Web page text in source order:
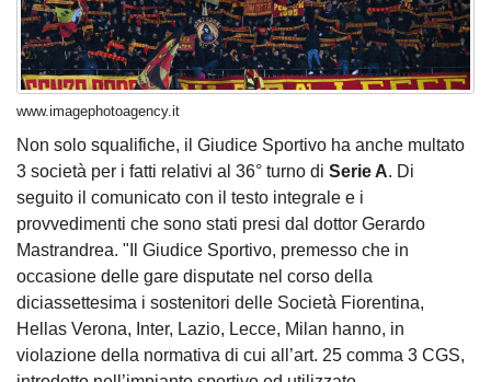
www.imagephotoagency.it
Non solo squalifiche, il Giudice Sportivo ha anche multato
3 società per i fatti relativi al 36° turno di Serie A. Di
seguito il comunicato con il testo integrale e i
provvedimenti che sono stati presi dal dottor Gerardo
Mastrandrea. "Il Giudice Sportivo, premesso che in
occasione delle gare disputate nel corso della
diciassettesima i sostenitori delle Società Fiorentina,
Hellas Verona, Inter, Lazio, Lecce, Milan hanno, in
violazione della normativa di cui all’art. 25 comma 3 CGS,